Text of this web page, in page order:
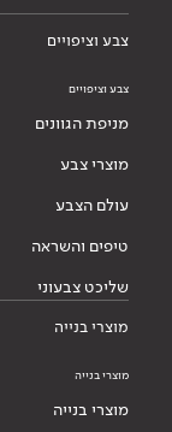
צבע וציפויים
צבע וציפויים
מניפת הגוונים
מוצרי צבע
עולם הצבע
טיפים והשראה
שליכט צבעוני
מוצרי בנייה
מוצרי בנייה
מוצרי בנייה